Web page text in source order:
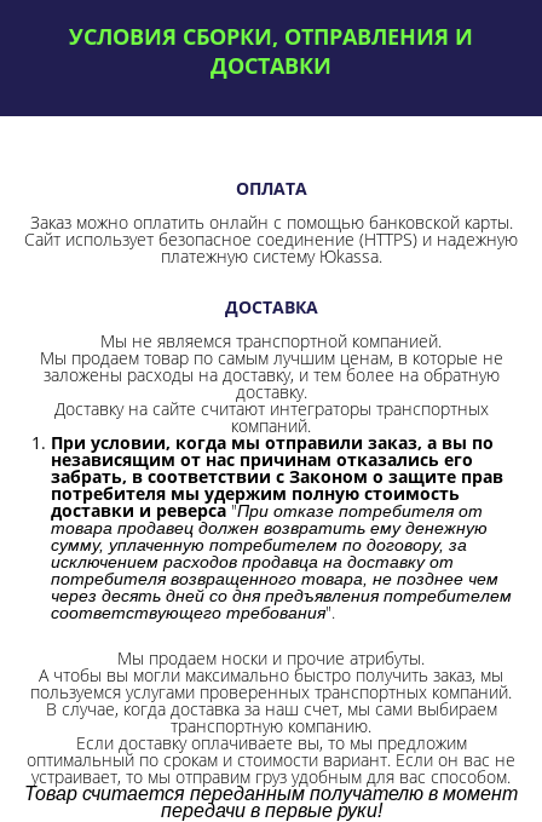
УСЛОВИЯ СБОРКИ, ОТПРАВЛЕНИЯ И
ДОСТАВКИ
ОПЛАТА
Заказ можно оплатить онлайн с помощью банковской карты.
Сайт использует безопасное соединение (HTTPS) и надежную
платежную систему Юkassa.
ДОСТАВКА
Мы не являемся транспортной компанией.
Мы продаем товар по самым лучшим ценам, в которые не
заложены расходы на доставку, и тем более на обратную
доставку.
Доставку на сайте считают интеграторы транспортных
компаний.
При условии, когда мы отправили заказ, а вы по
независящим от нас причинам отказались его
забрать, в соответствии с Законом о защите прав
потребителя мы удержим полную стоимость
доставки и реверса "При отказе потребителя от
товара продавец должен возвратить ему денежную
сумму, уплаченную потребителем по договору, за
исключением расходов продавца на доставку от
потребителя возвращенного товара, не позднее чем
через десять дней со дня предъявления потребителем
соответствующего требования".
Мы продаем носки и прочие атрибуты.
А чтобы вы могли максимально быстро получить заказ, мы
пользуемся услугами проверенных транспортных компаний.
В случае, когда доставка за наш счет, мы сами выбираем
транспортную компанию.
Если доставку оплачиваете вы, то мы предложим
оптимальный по срокам и стоимости вариант. Если он вас не
устраивает, то мы отправим груз удобным для вас способом.
Товар считается переданным получателю в момент
передачи в первые руки!